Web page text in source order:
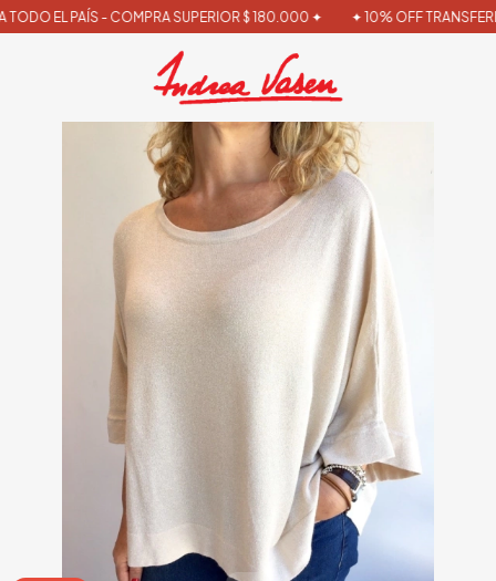
EL PAÍS - COMPRA SUPERIOR $ 180.000 ✦ ✦ 10% OFF